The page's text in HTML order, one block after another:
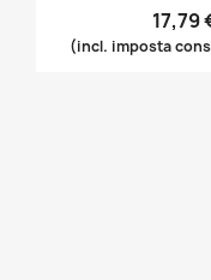
17,79
(incl. imposta